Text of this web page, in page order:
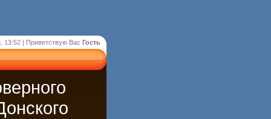
13:52 | Приветствую Вас Гость